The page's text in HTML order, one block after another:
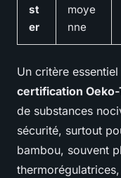
st
er
moye
nne
Un critère
certification Oeko-
de substances
sécurité, surtout
bambou, souvent